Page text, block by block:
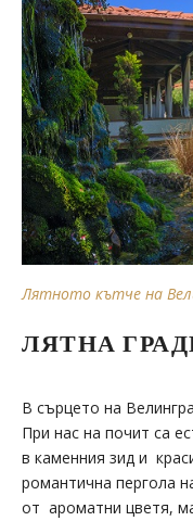
Лятното кътче на
ЛЯТНА
В сърцето на
При нас на почит са
в каменния зид и
романтична пергола
от ароматни цветя,